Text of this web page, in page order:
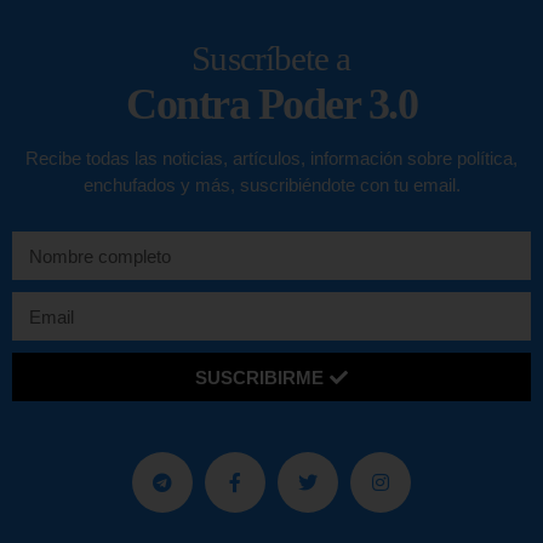
Suscríbete a
Contra Poder 3.0
Recibe todas las noticias, artículos, información sobre política,
enchufados y más, suscribiéndote con tu email.
SUSCRIBIRME